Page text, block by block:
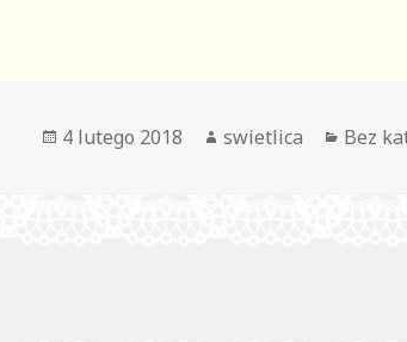
Opublikowano
4 lutego 2018 Autor
swietlica Bez